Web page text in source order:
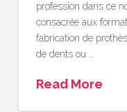
profession dans ce
consacrée aux
fabrication de
de dents ou …
Read More